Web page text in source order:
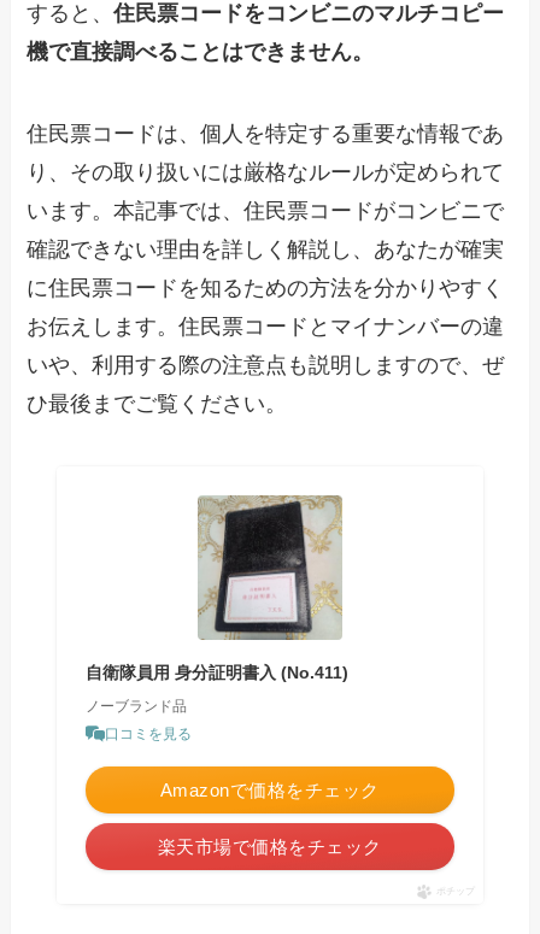
すると、住民票コードをコンビニのマルチコピー
機で直接調べることはできません。
住民票コードは、個人を特定する重要な情報であ
り、その取り扱いには厳格なルールが定められて
います。本記事では、住民票コードがコンビニで
確認できない理由を詳しく解説し、あなたが確実
に住民票コードを知るための方法を分かりやすく
お伝えします。住民票コードとマイナンバーの違
いや、利用する際の注意点も説明しますので、ぜ
ひ最後までご覧ください。
自衛隊員用 身分証明書入 (No.411)
ノーブランド品
口コミを見る
Amazonで価格をチェック
楽天市場で価格をチェック
ポチップ